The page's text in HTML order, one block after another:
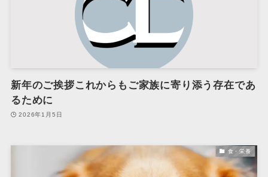
新年のご挨拶これからもご家族に寄り添う存在であ
るために
2026年1月5日
食・栄養